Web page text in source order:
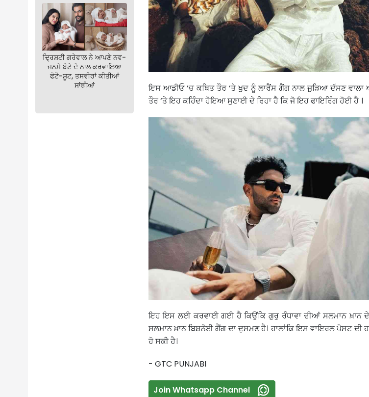
ਦ੍ਰਿਸ਼ਟੀ ਗਰੇਵਾਲ ਨੇ ਆਪਣੇ ਨਵ-
ਜਨਮੇ ਬੇਟੇ ਦੇ ਨਾਲ ਕਰਵਾਇਆ
ਫੋਟੋ-ਸ਼ੂਟ, ਤਸਵੀਰਾਂ ਕੀਤੀਆਂ
ਸਾਂਝੀਆਂ
ਇਸ ਆਡੀਓ ‘ਚ ਕਥਿਤ ਤੌਰ ‘ਤੇ ਖੁਦ ਨੂੰ ਲਾਰੈਂਸ ਗੈਂਗ ਨਾਲ ਜੁੜਿਆ ਦੱਸਣ ਵਾਲਾ
ਤੌਰ ‘ਤੇ ਇਹ ਕਹਿੰਦਾ ਹੋਇਆ ਸੁਣਾਈ ਦੇ ਰਿਹਾ ਹੈ ਕਿ ਜੋ ਇਹ ਫਾਇਰਿੰਗ ਹੋਈ ਹੈ ।
ਇਹ ਇਸ ਲਈ ਕਰਵਾਈ ਗਈ ਹੈ ਕਿਉਂਕਿ ਗੁਰੁ ਰੰਧਾਵਾ ਦੀਆਂ ਸਲਮਾਨ ਖ਼ਾਨ
ਸਲਮਾਨ ਖ਼ਾਨ ਬਿਸ਼ਨੋਈ ਗੈਂਗ ਦਾ ਦੁਸਮਣ ਹੈ। ਹਾਲਾਂਕਿ ਇਸ ਵਾਇਰਲ ਪੋਸਟ ਦੀ
ਹੋ ਸਕੀ ਹੈ।
- GTC PUNJABI
Join Whatsapp Channel